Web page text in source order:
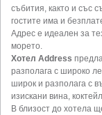
събития, както и със
гостите има и
Адрес е идеален за
морето.
Хотел Address
разполага с широко
широк и разполага с
изискани вина,
В близост до хотела